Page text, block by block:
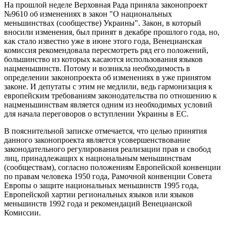
На прошлой неделе Верховная Рада приняла законопроект
№9610 об изменениях в закон "О национальных
меньшинствах (сообществе) Украины". Закон, в который
вносили изменения, был принят в декабре прошлого года, но,
как стало известно уже в июне этого года, Венецианская
комиссия рекомендовала пересмотреть ряд его положений,
большинство из которых касаются использования языков
нацменьшинств. Потому и возникла необходимость в
определении законопроекта об изменениях в уже принятом
законе. И депутаты с этим не медлили, ведь гармонизация к
европейским требованиям законодательства по отношению к
нацменьшинствам является одним из необходимых условий
для начала переговоров о вступлении Украины в ЕС.
В пояснительной записке отмечается, что целью принятия
данного законопроекта является усовершенствование
законодательного регулирования реализации прав и свобод
лиц, принадлежащих к национальным меньшинствам
(сообществам), согласно положениям Европейской конвенции
по правам человека 1950 года, Рамочной конвенции Совета
Европы о защите национальных меньшинств 1995 года,
Европейской хартии региональных языков или языков
меньшинств 1992 года и рекомендаций Венецианской
Комиссии.